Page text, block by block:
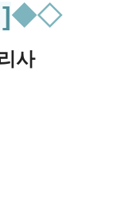
◆◇
사